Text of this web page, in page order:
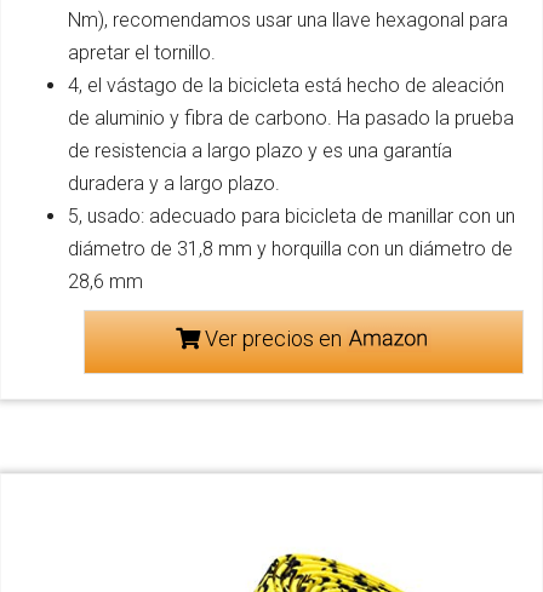
Nm), recomendamos usar una llave hexagonal para
apretar el tornillo.
4, el vástago de la bicicleta está hecho de aleación
de aluminio y fibra de carbono. Ha pasado la prueba
de resistencia a largo plazo y es una garantía
duradera y a largo plazo.
5, usado: adecuado para bicicleta de manillar con un
diámetro de 31,8 mm y horquilla con un diámetro de
28,6 mm
Ver precios en